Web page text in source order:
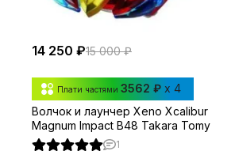
14 250 ₽15 000 ₽
Плати частями 3562 ₽ x 4
Волчок и лаунчер Xeno Xcalibur
Magnum Impact B48 Takara Tomy
1